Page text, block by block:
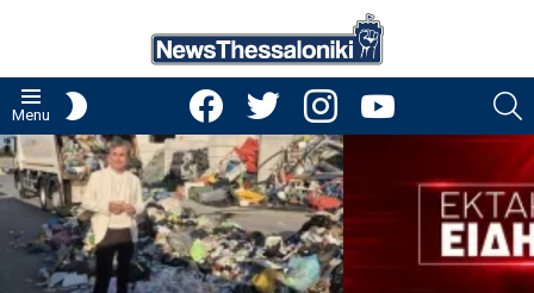
Menu
facebooktwitter instagramyoutube
LATEST
STORIES